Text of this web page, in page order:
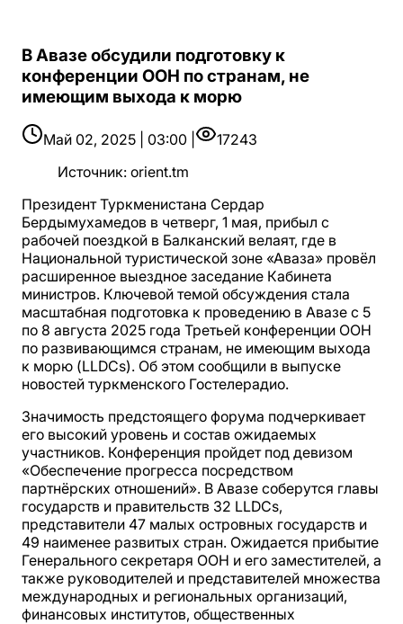
В Авазе обсудили подготовку к
конференции ООН по странам, не
имеющим выхода к морю
Май 02, 2025 | 03:00 |
17243
Источник: orient.tm
Президент Туркменистана Сердар
Бердымухамедов в четверг, 1 мая, прибыл с
рабочей поездкой в Балканский велаят, где в
Национальной туристической зоне «Аваза» провёл
расширенное выездное заседание Кабинета
министров. Ключевой темой обсуждения стала
масштабная подготовка к проведению в Авазе с 5
по 8 августа 2025 года Третьей конференции ООН
по развивающимся странам, не имеющим выхода
к морю (LLDCs). Об этом сообщили в выпуске
новостей туркменского Гостелерадио.
Значимость предстоящего форума подчеркивает
его высокий уровень и состав ожидаемых
участников. Конференция пройдет под девизом
«Обеспечение прогресса посредством
партнёрских отношений». В Авазе соберутся главы
государств и правительств 32 LLDCs,
представители 47 малых островных государств и
49 наименее развитых стран. Ожидается прибытие
Генерального секретаря ООН и его заместителей, а
также руководителей и представителей множества
международных и региональных организаций,
финансовых институтов, общественных